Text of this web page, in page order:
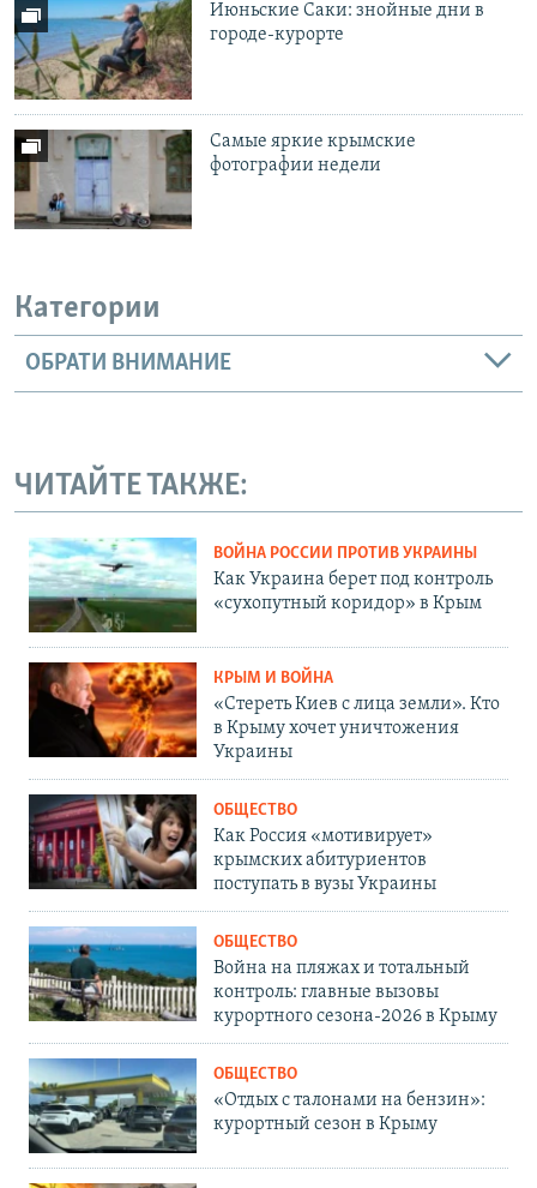
Июньские Саки: знойные дни в
городе-курорте
Самые яркие крымские
фотографии недели
Категории
ОБРАТИ ВНИМАНИЕ
ЧИТАЙТЕ ТАКЖЕ:
ВОЙНА РОССИИ ПРОТИВ УКРАИНЫ
Как Украина берет под контроль
«сухопутный коридор» в Крым
КРЫМ И ВОЙНА
«Стереть Киев с лица земли». Кто
в Крыму хочет уничтожения
Украины
ОБЩЕСТВО
Как Россия «мотивирует»
крымских абитуриентов
поступать в вузы Украины
ОБЩЕСТВО
Война на пляжах и тотальный
контроль: главные вызовы
курортного сезона-2026 в Крыму
ОБЩЕСТВО
«Отдых с талонами на бензин»:
курортный сезон в Крыму